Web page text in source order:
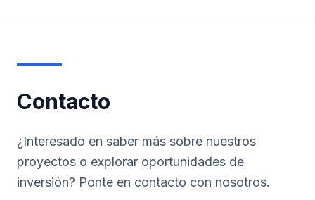
Contacto
¿Interesado en saber más sobre nuestros
proyectos o explorar oportunidades de
inversión? Ponte en contacto con nosotros.